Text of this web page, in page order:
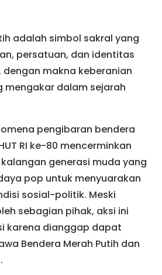
adalah simbol sakral yang
persatuan, dan identitas
makna keberanian
mengakar dalam sejarah
pengibaran bendera
RI ke-80 mencerminkan
generasi muda yang
pop untuk menyuarakan
sosial-politik. Meski
sebagian pihak, aksi ini
karena dianggap dapat
Bendera Merah Putih dan